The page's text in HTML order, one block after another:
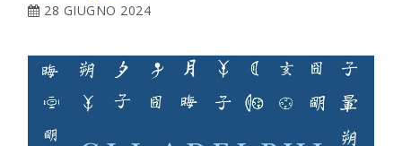
28 GIUGNO 2024